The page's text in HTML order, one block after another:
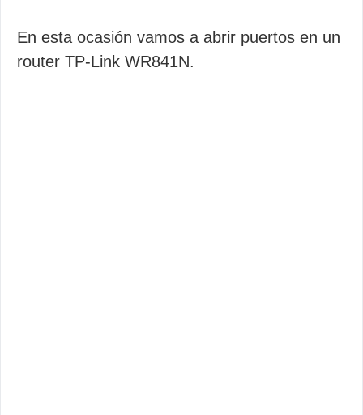
En esta ocasión vamos a abrir puertos en un
router TP-Link WR841N.